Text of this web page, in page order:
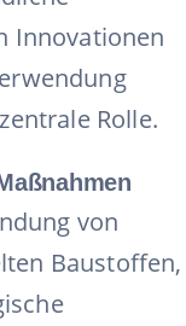
Innovationen
Rolle.
von
Baustoffen,